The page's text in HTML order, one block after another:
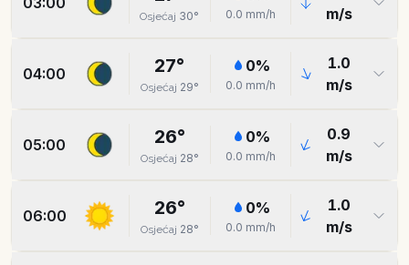
Osjećaj 30° 0.0 mm/h
m/s
04:00 27°
Osjećaj 29°
0%
0.0 mm/h
1.0
m/s
05:00 26°
Osjećaj 28°
0%
0.0 mm/h
0.9
m/s
06:00 26°
Osjećaj 28°
0%
0.0 mm/h
1.0
m/s